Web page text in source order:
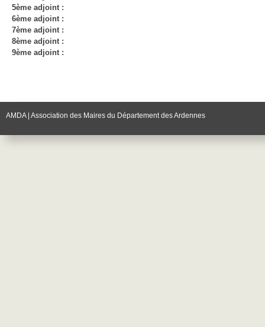
5ème adjoint :
6ème adjoint :
7ème adjoint :
8ème adjoint :
9ème adjoint :
AMDA | Association des Maires du Département des Ardennes